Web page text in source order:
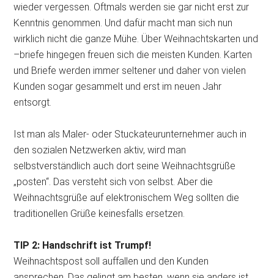
wieder vergessen. Oftmals werden sie gar nicht erst zur
Kenntnis genommen. Und dafür macht man sich nun
wirklich nicht die ganze Mühe. Über Weihnachtskarten und
–briefe hingegen freuen sich die meisten Kunden. Karten
und Briefe werden immer seltener und daher von vielen
Kunden sogar gesammelt und erst im neuen Jahr
entsorgt.
Ist man als Maler- oder Stuckateurunternehmer auch in
den sozialen Netzwerken aktiv, wird man
selbstverständlich auch dort seine Weihnachtsgrüße
„posten“. Das versteht sich von selbst. Aber die
Weihnachtsgrüße auf elektronischem Weg sollten die
traditionellen Grüße keinesfalls ersetzen.
TIP 2: Handschrift ist Trumpf!
Weihnachtspost soll auffallen und den Kunden